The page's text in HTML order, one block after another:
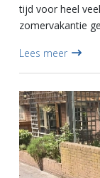
tijd voor heel
zomervakantie
famil...
Lees meer